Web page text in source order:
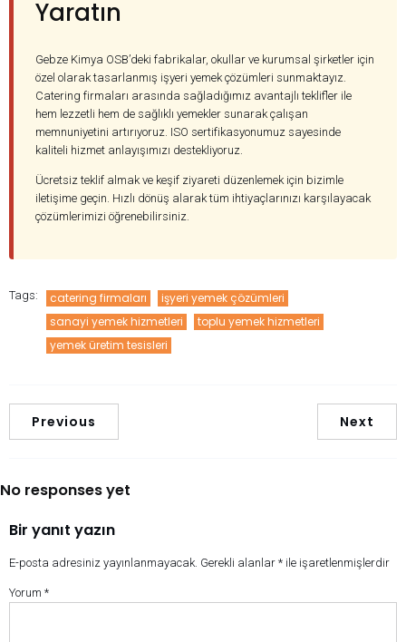
Yaratın
Gebze Kimya OSB’deki fabrikalar, okullar ve kurumsal şirketler için
özel olarak tasarlanmış işyeri yemek çözümleri sunmaktayız.
Catering firmaları arasında sağladığımız avantajlı teklifler ile
hem lezzetli hem de sağlıklı yemekler sunarak çalışan
memnuniyetini artırıyoruz. ISO sertifikasyonumuz sayesinde
kaliteli hizmet anlayışımızı destekliyoruz.
Ücretsiz teklif almak ve keşif ziyareti düzenlemek için bizimle
iletişime geçin. Hızlı dönüş alarak tüm ihtiyaçlarınızı karşılayacak
çözümlerimizi öğrenebilirsiniz.
Tags: catering firmaları
işyeri yemek çözümleri
sanayi yemek hizmetleri
toplu yemek hizmetleri
yemek üretim tesisleri
Previous Next
No responses yet
Bir yanıt yazın
E-posta adresiniz yayınlanmayacak. Gerekli alanlar * ile işaretlenmişlerdir
Yorum *